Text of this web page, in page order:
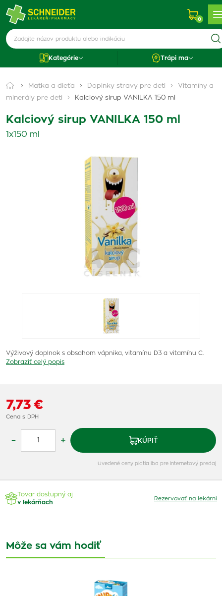
0
Kategórie Trápi ma
Matka a dieťa Doplnky stravy pre deti
Vitamíny a
minerály pre deti
Kalciový sirup VANILKA 150 ml
Kalciový sirup VANILKA 150 ml
1x150 ml
Výživový doplnok s obsahom vápnika, vitamínu D3 a vitamínu C.
Zobraziť celý popis
7,73 €
Cena s DPH
– + KÚPIŤ
Uvedené ceny platia iba pre internetový predaj
Tovar dostupný aj
v lekárňach
Rezervovať na lekárni
Môže sa vám hodiť